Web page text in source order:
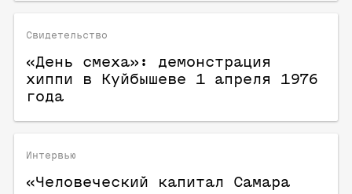
Свидетельство
«День смеха»: демонстрация
хиппи в Куйбышеве 1 апреля 1976
года
Интервью
«Человеческий капитал Самара